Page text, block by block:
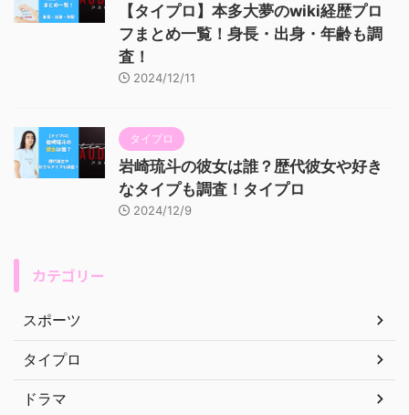
【タイプロ】本多大夢のwiki経歴プロ
フまとめ一覧！身長・出身・年齢も調
査！
2024/12/11
タイプロ
岩崎琉斗の彼女は誰？歴代彼女や好き
なタイプも調査！タイプロ
2024/12/9
カテゴリー
スポーツ
タイプロ
ドラマ